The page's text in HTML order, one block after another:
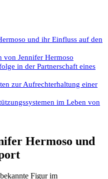
und ihr Einfluss auf den
von Jennifer Hermoso
in der Partnerschaft eines
zur Aufrechterhaltung einer
im Leben von
Hermoso und
Figur im